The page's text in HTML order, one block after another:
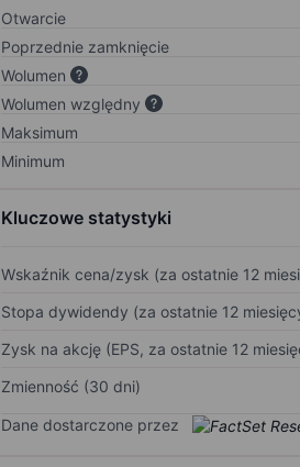
Otwarcie
Poprzednie zamknięcie
Wolumen
Wolumen względny
Maksimum
Minimum
Kluczowe statystyki
Wskaźnik cena/zysk (za ostatnie 12
Stopa dywidendy (za ostatnie 12
Zysk na akcję (EPS, za ostatnie 12
Zmienność (30 dni)
Dane dostarczone przez